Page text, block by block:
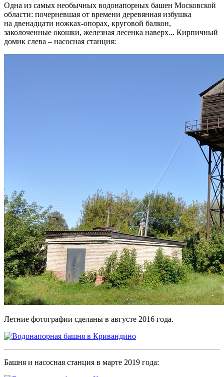
Одна из самых необычных водонапорных башен Московской
области: почерневшая от времени деревянная избушка
на двенадцати ножках-опорах, круговой балкон,
заколоченные окошки, железная лесенка наверх... Кирпичный
домик слева – насосная станция:
Летние фотографии сделаны в августе 2016 года.
Башня и насосная станция в марте 2019 года: